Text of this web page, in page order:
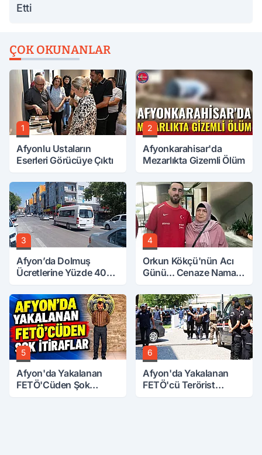
Etti
ÇOK OKUNANLAR
1
Afyonlu Ustaların
Eserleri Görücüye Çıktı
2
Afyonkarahisar'da
Mezarlıkta Gizemli Ölüm
3
Afyon’da Dolmuş
Ücretlerine Yüzde 40
4
Orkun Kökçü'nün Acı
Günü... Cenaze Namazı
5
Afyon'da Yakalanan
FETÖ'Cüden Şok
6
Afyon'da Yakalanan
FETÖ'cü Terörist